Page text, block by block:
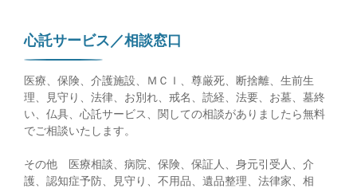
心託サービス／相談窓口
医療、保険、介護施設、ＭＣＩ、尊厳死、断捨離、生前生
理、見守り、法律、お別れ、戒名、読経、法要、お墓、墓終
い、仏具、心託サービス、関しての相談がありましたら無料
でご相談いたします。
その他 医療相談、病院、保険、保証人、身元引受人、介
護、認知症予防、見守り、不用品、遺品整理、法律家、相